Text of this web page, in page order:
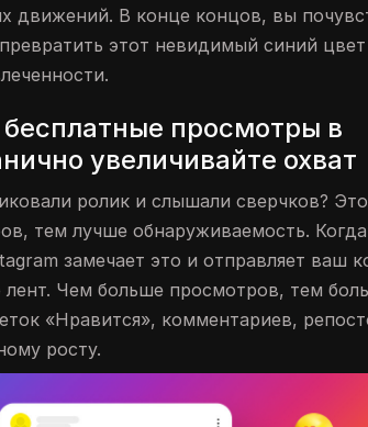
движений. В конце концов, вы
этот невидимый синий
просмотры в
увеличивайте охват
ролик и слышали сверчков? Это
тем лучше обнаруживаемость.
замечает это и отправляет ваш
лент. Чем больше просмотров, тем
«Нравится», комментариев,
росту.